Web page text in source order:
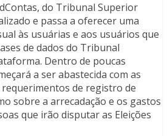
do Tribunal Superior
e passa a oferecer uma
às usuárias e aos usuários que
de dados do Tribunal
Dentro de poucas
a ser abastecida com as
de registro de
sobre a arrecadação e os gastos
que irão disputar as Eleições